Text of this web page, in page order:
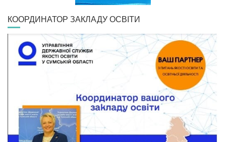
КООРДИНАТОР ЗАКЛАДУ ОСВІТИ